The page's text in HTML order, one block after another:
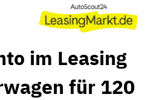
im Leasing
für 120